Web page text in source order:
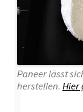
Paneer lässt
herstellen. Hier